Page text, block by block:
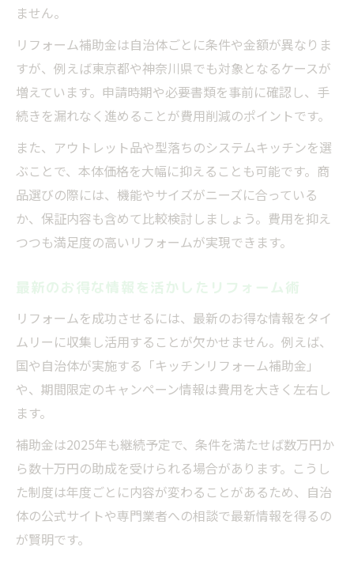
省エネ・補助金を最大限活かすリフォーム
術
費用を抑えるキッチン交換アイデア集
お得な情報を駆使した費用節約アイデア
型落ちキッチンで叶えるお得なリフォーム
術
システムキッチンを安く買う方法とお得な
情報
お得な情報をもとに安い工事費を見極める
方法
お得な情報を活かす交換の進め方
お得な情報を活かしたキッチン交換の流れ
お得な情報収集から見積もり依頼のコツ
費用相場を比較してお得な情報を選ぶ方法
施工業者選びに役立つお得な情報の見極め
型落ちシステムキッチン活用のコツ
お得な情報で型落ちキッチンを上手に選ぶ
ません。
リフォーム補助金は自治体ごとに条件や金額が異なりま
すが、例えば東京都や神奈川県でも対象となるケースが
増えています。申請時期や必要書類を事前に確認し、手
続きを漏れなく進めることが費用削減のポイントです。
また、アウトレット品や型落ちのシステムキッチンを選
ぶことで、本体価格を大幅に抑えることも可能です。商
品選びの際には、機能やサイズがニーズに合っている
か、保証内容も含めて比較検討しましょう。費用を抑え
つつも満足度の高いリフォームが実現できます。
最新のお得な情報を活かしたリフォーム術
リフォームを成功させるには、最新のお得な情報をタイ
ムリーに収集し活用することが欠かせません。例えば、
国や自治体が実施する「キッチンリフォーム補助金」
や、期間限定のキャンペーン情報は費用を大きく左右し
ます。
補助金は2025年も継続予定で、条件を満たせば数万円か
ら数十万円の助成を受けられる場合があります。こうし
た制度は年度ごとに内容が変わることがあるため、自治
体の公式サイトや専門業者への相談で最新情報を得るの
が賢明です。